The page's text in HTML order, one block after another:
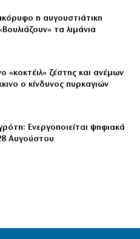
η αυγουστιάτικη
τα λιμάνια
«κοκτέιλ» ζέστης και ανέμων
ο κίνδυνος πυρκαγιών
Ενεργοποιείται ψηφιακά
Αυγούστου